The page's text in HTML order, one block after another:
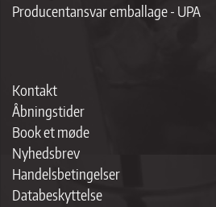
Producentansvar emballage - UPA
Kontakt
Åbningstider
Book et møde
Nyhedsbrev
Handelsbetingelser
Databeskyttelse